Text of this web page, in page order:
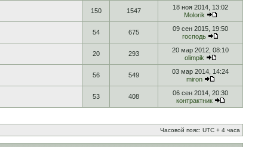
150 1547
18 ноя 2014, 13:02
Molorik
54 675
09 сен 2015, 19:50
господь
20 293
20 мар 2012, 08:10
olimpik
56 549
03 мар 2014, 14:24
miron
53 408
06 сен 2014, 20:30
контрактник
Часовой пояс: UTC + 4 часа